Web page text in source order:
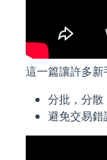
這一篇讓許多新
分批，分
避免交易錯